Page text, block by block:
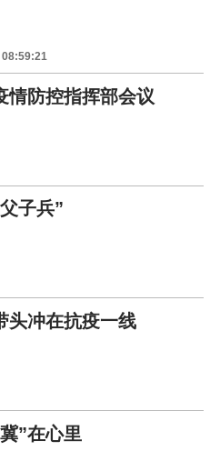
情防控指挥部会议
子兵”
头冲在抗疫一线
”在心里